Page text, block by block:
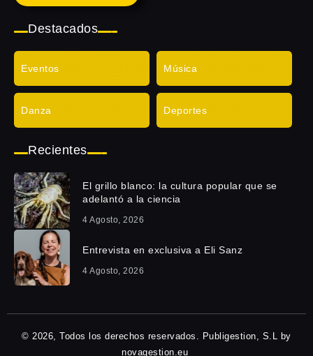
Destacados
Eventos Música
Danza Deportes
Recientes
El grillo blanco: la cultura popular que se
adelantó a la ciencia
4 Agosto, 2026
Entrevista en exclusiva a Eli Sanz
4 Agosto, 2026
© 2026, Todos los derechos reservados. Publigestion, S.L by
novagestion.eu